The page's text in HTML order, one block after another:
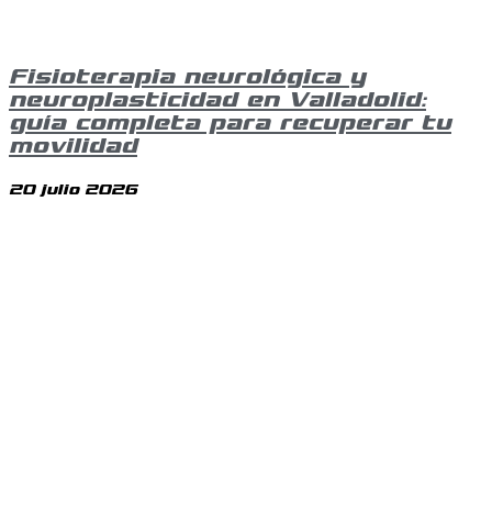
Fisioterapia neurológica y
neuroplasticidad en Valladolid:
guía completa para recuperar tu
movilidad
20 julio 2026